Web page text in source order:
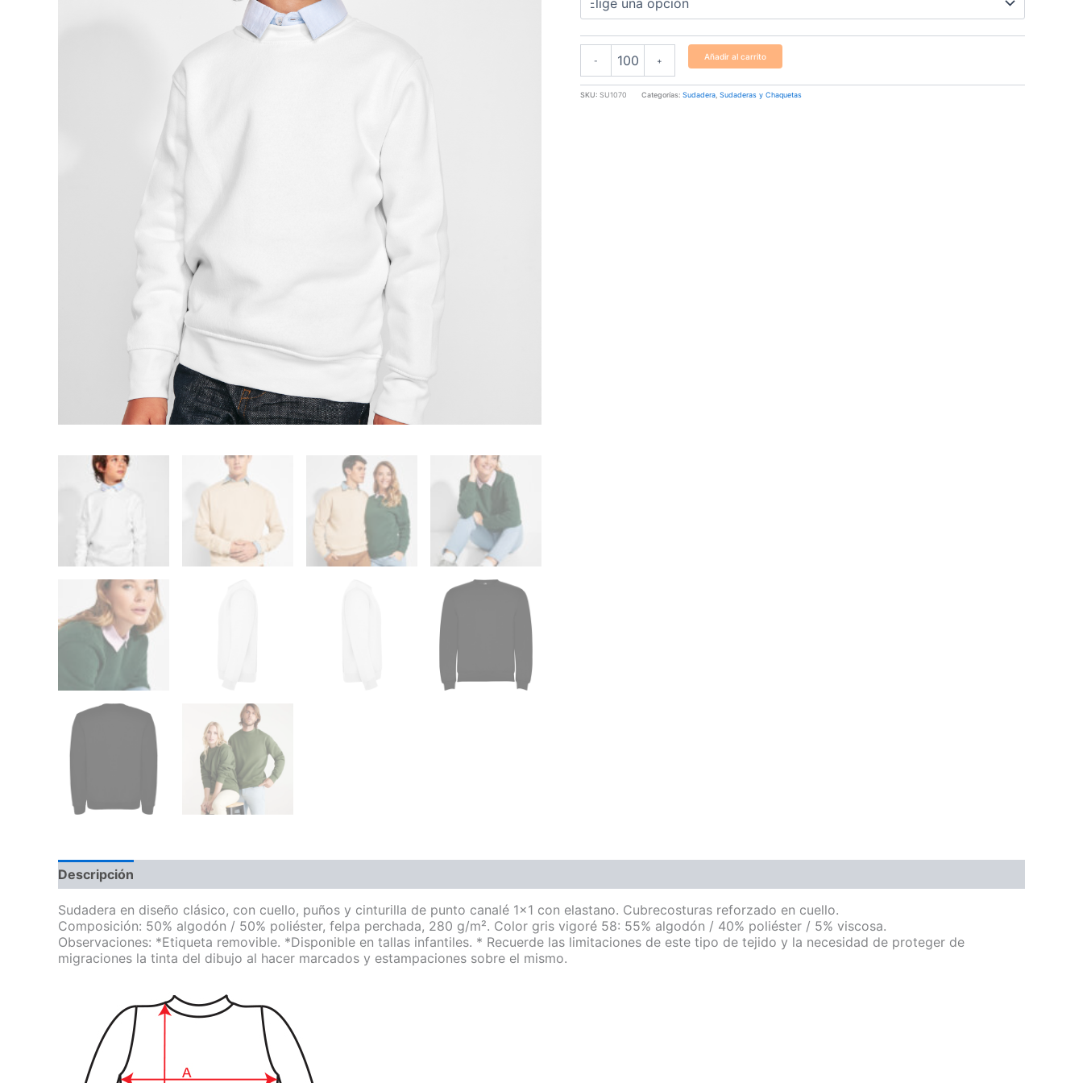
- + Añadir al carrito
SKU: SU1070 Categorías: Sudadera, Sudaderas y Chaquetas
Descripción
Sudadera en diseño clásico, con cuello, puños y cinturilla de punto canalé 1×1 con elastano. Cubrecosturas reforzado en cuello.
Composición: 50% algodón / 50% poliéster, felpa perchada, 280 g/m². Color gris vigoré 58: 55% algodón / 40% poliéster / 5% viscosa.
Observaciones: *Etiqueta removible. *Disponible en tallas infantiles. * Recuerde las limitaciones de este tipo de tejido y la necesidad de proteger de
migraciones la tinta del dibujo al hacer marcados y estampaciones sobre el mismo.